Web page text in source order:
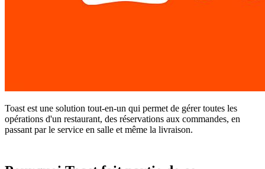
Toast est une solution tout-en-un qui permet de gérer toutes les
opérations d'un restaurant, des réservations aux commandes, en
passant par le service en salle et même la livraison.